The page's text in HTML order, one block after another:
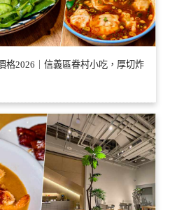
格2026｜信義區眷村小吃，厚切炸